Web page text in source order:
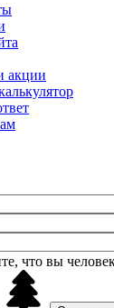
акции
что вы